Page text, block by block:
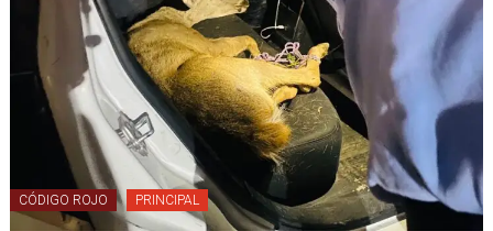
CÓDIGO ROJO PRINCIPAL